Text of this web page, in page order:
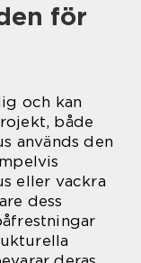
för
och kan
både
används den
eller vackra
dess